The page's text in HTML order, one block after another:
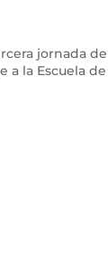
jornada
a la Escuela